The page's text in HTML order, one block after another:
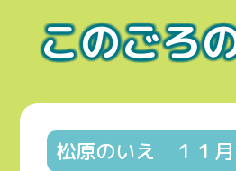
このごろ
松原のいえ １１月